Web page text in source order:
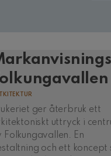
ger återbruk ett
uttryck i
Folkungavallen. En
och ett koncept